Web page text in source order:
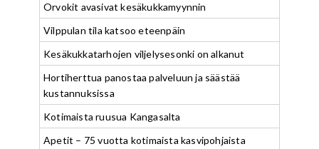
Orvokit avasivat kesäkukkamyynnin
Vilppulan tila katsoo eteenpäin
Kesäkukkatarhojen viljelysesonki on alkanut
Hortiherttua panostaa palveluun ja säästää
kustannuksissa
Kotimaista ruusua Kangasalta
Apetit – 75 vuotta kotimaista kasvipohjaista